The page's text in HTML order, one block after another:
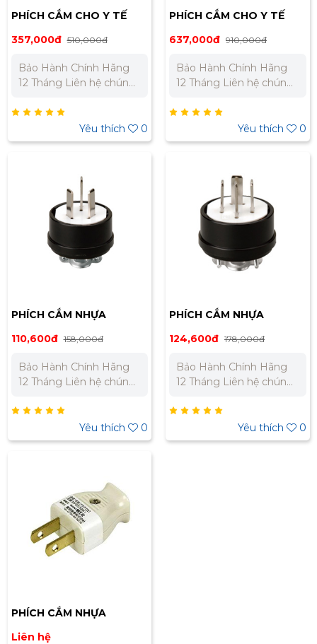
PHÍCH CẮM CHO Y TẾ
MEIKOSHA ME2591
357,000đ 510,000đ
Bảo Hành Chính Hãng
12 Tháng Liên hệ chúng
nhất cho dự án. Miền
Bắc : 0989 310 979 –
0973 106 269 Miền Nam:
Yêu thích 0
PHÍCH CẮM CHO Y TẾ
MEIKOSHA ME7073
637,000đ 910,000đ
Bảo Hành Chính Hãng
12 Tháng Liên hệ chúng
nhất cho dự án. Miền
Bắc : 0989 310 979 –
0973 106 269 Miền Nam:
Yêu thích 0
PHÍCH CẮM NHỰA
MEIKOSHA MP7001
110,600đ 158,000đ
Bảo Hành Chính Hãng
12 Tháng Liên hệ chúng
nhất cho dự án. Miền
Bắc : 0989 310 979 –
0973 106 269 Miền Nam:
Yêu thích 0
PHÍCH CẮM NHỰA
MEIKOSHA MP7000
124,600đ 178,000đ
Bảo Hành Chính Hãng
12 Tháng Liên hệ chúng
nhất cho dự án. Miền
Bắc : 0989 310 979 –
0973 106 269 Miền Nam:
Yêu thích 0
PHÍCH CẮM NHỰA
MEIKOSHA MP2539W1
Liên hệ